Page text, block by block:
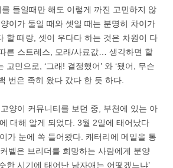
들일때만 해도 이렇게 까진 고민하지 않
이가 둘일 때와 셋일 때는 분명히 차이가
할 때랑, 셋이 우다다 하는 것은 차원이 다
른 스트레스, 모래/사료값… 생각하면 할
고민으로, ‘그래! 결정했어’ 와 ‘됐어, 무슨
번은 족히 왔다 갔다 한 듯 하다.
양이 커뮤니티를 보던 중, 부천에 있는 아
대해 알게 되었다. 3월 2일에 태어났다
이가 눈에 쏙 들어왔다. 캐터리에 메일을 통
벨은 브리더를 희망하는 사람에게 분양
한 시기에 태어난 남자애는 어떻겠느냐’